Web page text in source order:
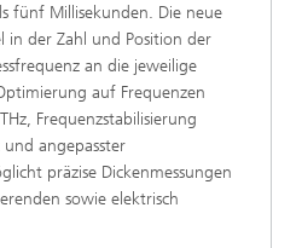
fünf Millisekunden. Die neue
in der Zahl und Position der
an die jeweilige
auf Frequenzen
Frequenzstabilisierung
angepasster
präzise Dickenmessungen
sowie elektrisch